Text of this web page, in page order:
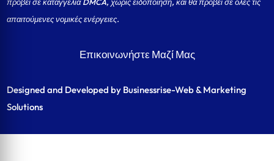
απαιτούμενες νομικές ενέργειες.
Επικοινωνήστε Μαζί Μας
Designed and Developed by Businessrise-Web & Marketing
Solutions